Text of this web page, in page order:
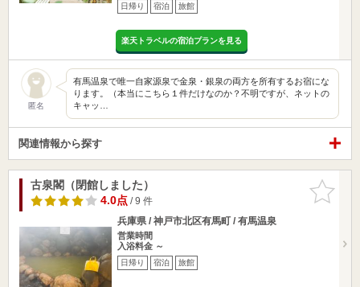
日帰り 宿泊 旅館
楽天トラベルの宿泊プランを見る
匿名
有馬温泉で唯一自家源泉で金泉・銀泉の両方を所有するお宿にな
ります。（本当にこちら１件だけなのか？不明ですが、ネットの
キャッ…
関連情報から探す
お気に入
りに追加
古泉閣（閉館しました）
4.0点/ 9 件
兵庫県 / 神戸市北区有馬町 / 有馬温泉
営業時間
入浴料金 ～
日帰り 宿泊 旅館